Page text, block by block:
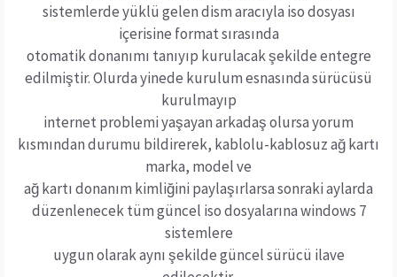
sistemlerde yüklü gelen dism aracıyla iso dosyası
içerisine format sırasında
otomatik donanımı tanıyıp kurulacak şekilde entegre
edilmiştir. Olurda yinede kurulum esnasında sürücüsü
kurulmayıp
internet problemi yaşayan arkadaş olursa yorum
kısmından durumu bildirerek, kablolu-kablosuz ağ kartı
marka, model ve
ağ kartı donanım kimliğini paylaşırlarsa sonraki aylarda
düzenlenecek tüm güncel iso dosyalarına windows 7
sistemlere
uygun olarak aynı şekilde güncel sürücü ilave